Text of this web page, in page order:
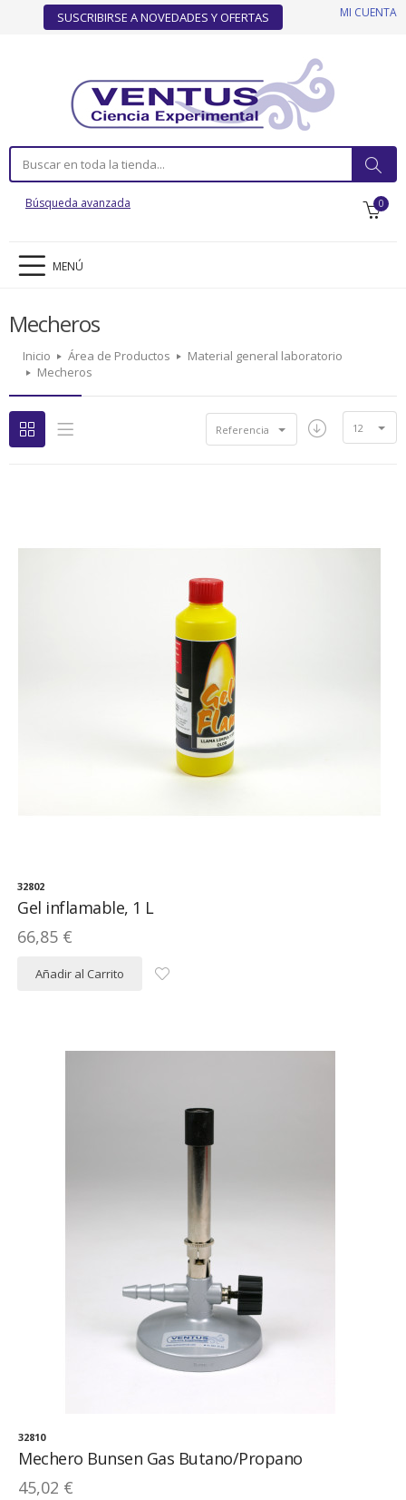
SUSCRIBIRSE A NOVEDADES Y OFERTAS MI CUENTA
Búsqueda avanzada 0
MENÚ
Mecheros
Inicio Área de Productos
Material general laboratorio
Mecheros
12
Referencia
32802
Gel inflamable, 1 L
66,85 €
Añadir al Carrito
32810
Mechero Bunsen Gas Butano/Propano
45,02 €